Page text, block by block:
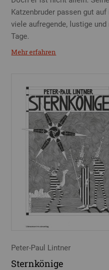
Katzenbruder passen gut
viele aufregende, lustige
Tage.
Mehr erfahren
Peter-Paul Lintner
Sternkönige